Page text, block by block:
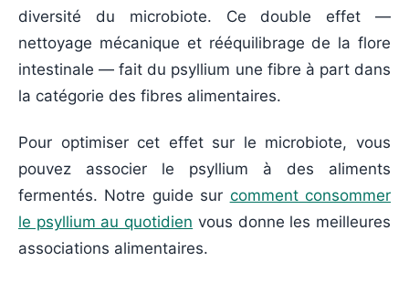
diversité du microbiote. Ce double effet —
nettoyage mécanique et rééquilibrage de la flore
intestinale — fait du psyllium une fibre à part dans
la catégorie des fibres alimentaires.
Pour optimiser cet effet sur le microbiote, vous
pouvez associer le psyllium à des aliments
fermentés. Notre guide sur comment consommer
le psyllium au quotidien vous donne les meilleures
associations alimentaires.